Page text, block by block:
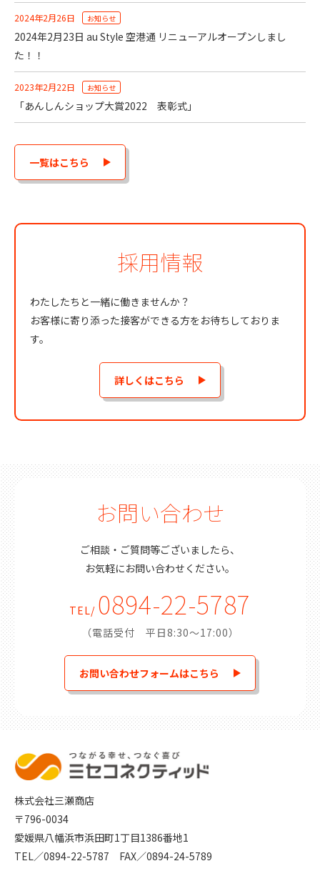
2024年2月26日 お知らせ
2024年2月23日 au Style 空港通 リニューアルオープンしまし
た！！
2023年2月22日 お知らせ
「あんしんショップ大賞2022 表彰式」
一覧はこちら
採用情報
わたしたちと一緒に働きませんか？
お客様に寄り添った接客ができる方をお待ちしておりま
す。
詳しくはこちら
お問い合わせ
ご相談・ご質問等ございましたら、
お気軽にお問い合わせください。
TEL/ 0894-22-5787
（電話受付 平日8:30～17:00）
お問い合わせフォームはこちら
株式会社三瀬商店
〒796-0034
愛媛県八幡浜市浜田町1丁目1386番地1
TEL／0894-22-5787 FAX／0894-24-5789